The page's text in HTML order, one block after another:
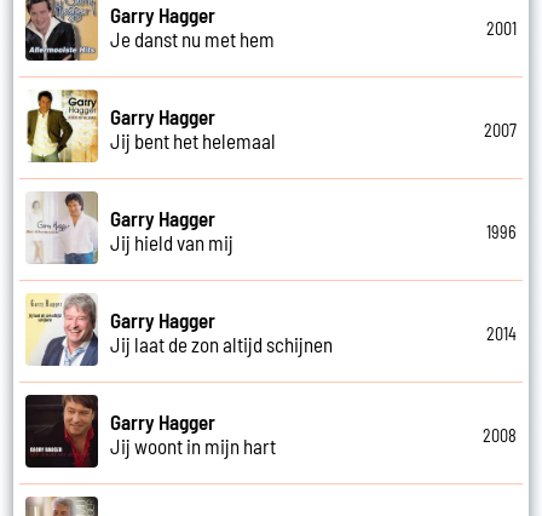
Garry Hagger
Je danst nu met hem
2001
Garry Hagger
Jij bent het helemaal
2007
Garry Hagger
Jij hield van mij
1996
Garry Hagger
Jij laat de zon altijd schijnen
2014
Garry Hagger
Jij woont in mijn hart
2008